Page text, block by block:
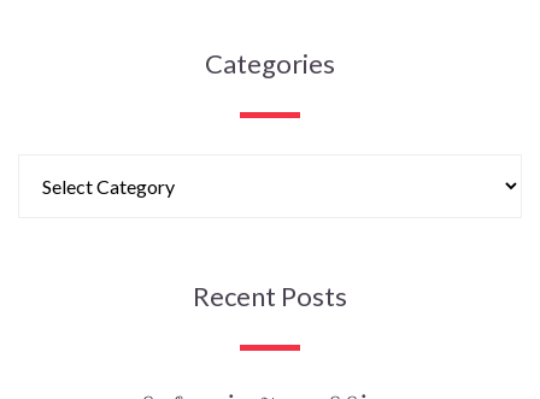
Categories
Recent Posts